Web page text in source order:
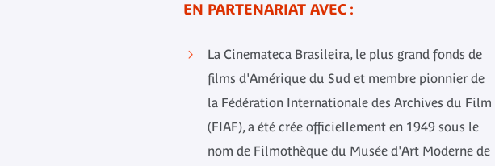
EN PARTENARIAT AVEC :
La Cinemateca Brasileira, le plus grand fonds de
films d'Amérique du Sud et membre pionnier de
la Fédération Internationale des Archives du Film
(FIAF), a été crée officiellement en 1949 sous le
nom de Filmothèque du Musée d'Art Moderne de